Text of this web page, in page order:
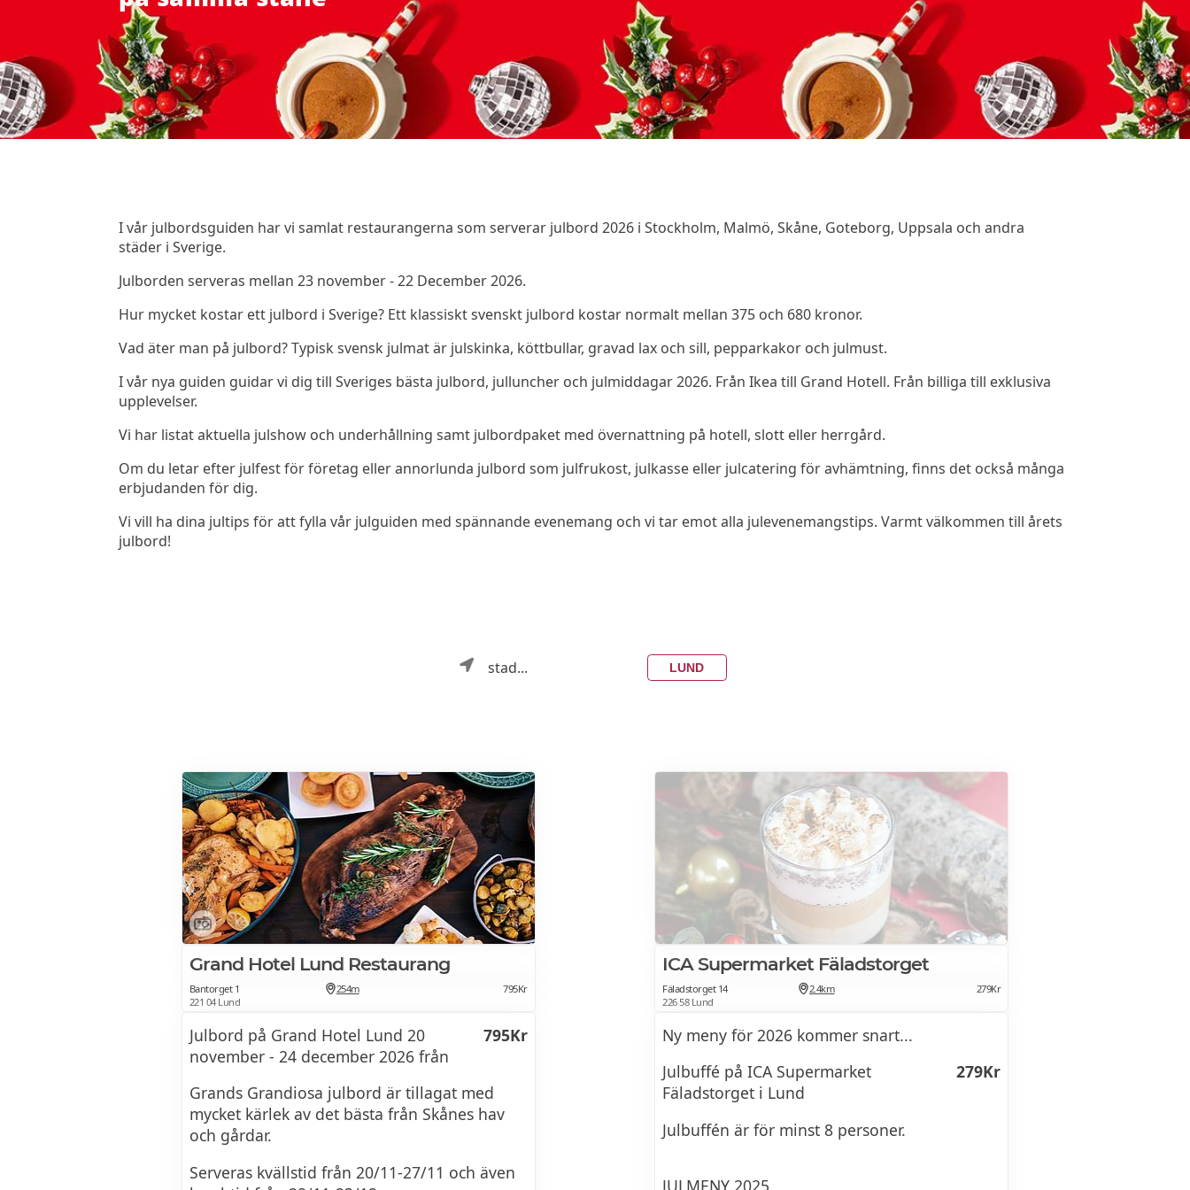
I vår julbordsguiden har vi samlat restaurangerna som serverar julbord 2026 i Stockholm, Malmö, Skåne, Goteborg, Uppsala och andra
städer i Sverige.
Julborden serveras mellan 23 november - 22 December 2026.
Hur mycket kostar ett julbord i Sverige? Ett klassiskt svenskt julbord kostar normalt mellan 375 och 680 kronor.
Vad äter man på julbord? Typisk svensk julmat är julskinka, köttbullar, gravad lax och sill, pepparkakor och julmust.
I vår nya guiden guidar vi dig till Sveriges bästa julbord, julluncher och julmiddagar 2026. Från Ikea till Grand Hotell. Från billiga till exklusiva
upplevelser.
Vi har listat aktuella julshow och underhållning samt julbordpaket med övernattning på hotell, slott eller herrgård.
Om du letar efter julfest för företag eller annorlunda julbord som julfrukost, julkasse eller julcatering för avhämtning, finns det också många
erbjudanden för dig.
Vi vill ha dina jultips för att fylla vår julguiden med spännande evenemang och vi tar emot alla julevenemangstips. Varmt välkommen till årets
julbord!
stad... LUND
Grand Hotel Lund Restaurang
Bantorget 1
221 04 Lund
254m 795Kr
Julbord på Grand Hotel Lund 20
november - 24 december 2026 från
795Kr
Grands Grandiosa julbord är tillagat med
mycket kärlek av det bästa från Skånes hav
och gårdar.
Serveras kvällstid från 20/11-27/11 och även
ICA Supermarket Fäladstorget
Fäladstorget 14
226 58 Lund
2.4km 279Kr
Ny meny för 2026 kommer snart...
Julbuffé på ICA Supermarket
Fäladstorget i Lund
279Kr
Julbuffén är för minst 8 personer.